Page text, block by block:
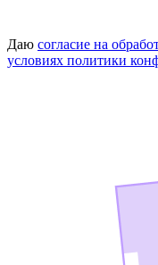
Даю согласие на
условиях политики